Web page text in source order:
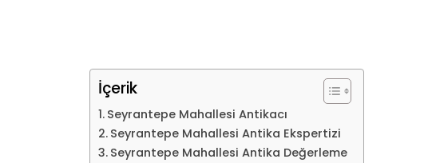
İçerik
Seyrantepe Mahallesi Antikacı
Seyrantepe Mahallesi Antika Ekspertizi
Seyrantepe Mahallesi Antika Değerleme